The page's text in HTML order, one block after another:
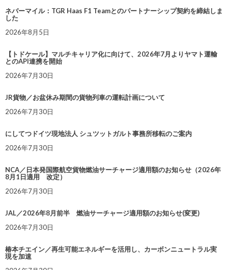
ネバーマイル：TGR Haas F1 Teamとのパートナーシップ契約を締結しま
した
2026年8月5日
【トドケール】マルチキャリア化に向けて、2026年7月よりヤマト運輸
とのAPI連携を開始
2026年7月30日
JR貨物／お盆休み期間の貨物列車の運転計画について
2026年7月30日
にしてつドイツ現地法人 シュツットガルト事務所移転のご案内
2026年7月30日
NCA／日本発国際航空貨物燃油サーチャージ適用額のお知らせ（2026年
8月1日適用 改定）
2026年7月30日
JAL／2026年8月前半 燃油サーチャージ適用額のお知らせ(変更)
2026年7月30日
椿本チエイン／再生可能エネルギーを活用し、カーボンニュートラル実
現を加速